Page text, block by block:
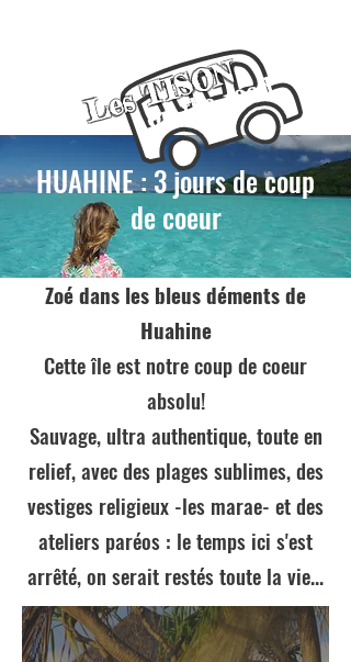
on the road
Les TISON
HUAHINE : 3 jours de coup
de coeur
Zoé dans les bleus déments de
Huahine
Cette île est notre coup de coeur
absolu!
Sauvage, ultra authentique, toute en
relief, avec des plages sublimes, des
vestiges religieux -les marae- et des
ateliers paréos : le temps ici s'est
arrêté, on serait restés toute la vie...